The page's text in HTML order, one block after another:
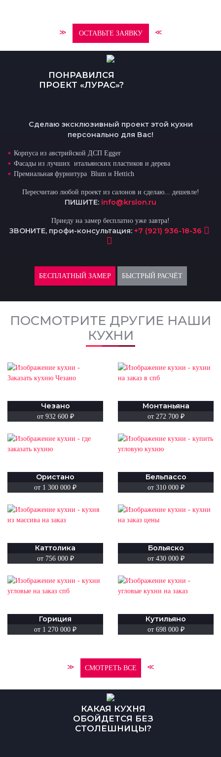
≫ ОСТАВЬТЕ ЗАЯВКУ ≪
ПОНРАВИЛСЯ
ПРОЕКТ «ЛУРАС»?
Сделаю эксклюзивный проект этой кухни
персонально для Вас!
Корпуса из австрийской ДСП Egger
Фасады из лучших итальянских пластиков и дерева
Премиальная фурнитура Blum и Hettich
Пересчитаю любой проект из салонов и сделаю... дешевле!
ПИШИТЕ: info@krslon.ru
Приеду на замер бесплатно уже завтра!
ЗВОНИТЕ, профи-консультация: +7 (921) 936-18-36
БЕСПЛАТНЫЙ ЗАМЕР БЫСТРЫЙ РАСЧЁТ
ПОСМОТРИТЕ ДРУГИЕ НАШИ
КУХНИ
Чезано
от 932 600 ₽
Монтаньяна
от 272 700 ₽
Ористано
от 1 300 000 ₽
Бельпассо
от 310 000 ₽
Каттолика
от 756 000 ₽
Больяско
от 430 000 ₽
Гориция
от 1 270 000 ₽
Кутильяно
от 698 000 ₽
≫ СМОТРЕТЬ ВСЕ ≪
КАКАЯ КУХНЯ
ОБОЙДЕТСЯ БЕЗ
СТОЛЕШНИЦЫ?